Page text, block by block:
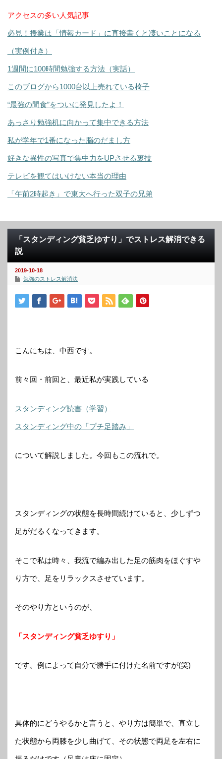
アクセスの多い人気記事
必見！授業は「情報カード」に直接書くと凄いことになる
（実例付き）
1週間に100時間勉強する方法（実話）
このブログから1000台以上売れている椅子
“最強の間食”をついに発見したよ！
あっさり勉強机に向かって集中できる方法
私が学年で1番になった脳のだまし方
好きな異性の写真で集中力をUPさせる裏技
テレビを観てはいけない本当の理由
「午前2時起き」で東大へ行った双子の兄弟
「スタンディング貧乏ゆすり」でストレス解消できる
説
2019-10-18
勉強のストレス解消法
こんにちは、中西です。
前々回・前回と、最近私が実践している
スタンディング読書（学習）
スタンディング中の「プチ足踏み」
について解説しました。今回もこの流れで。
スタンディングの状態を長時間続けていると、少しずつ
足がだるくなってきます。
そこで私は時々、我流で編み出した足の筋肉をほぐすや
り方で、足をリラックスさせています。
そのやり方というのが、
「スタンディング貧乏ゆすり」
です。例によって自分で勝手に付けた名前ですが(笑)
具体的にどうやるかと言うと、やり方は簡単で、直立し
た状態から両膝を少し曲げて、その状態で両足を左右に